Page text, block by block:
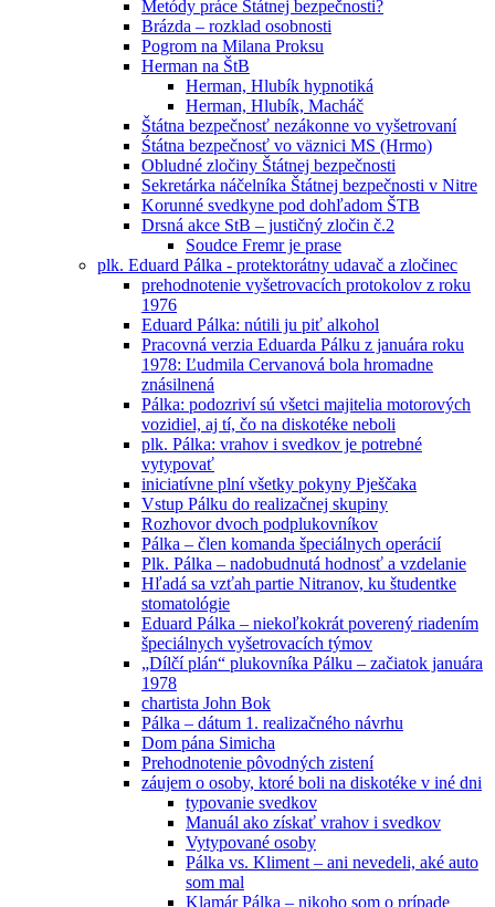
Metódy práce Štátnej bezpečnosti?
Brázda – rozklad osobnosti
Pogrom na Milana Proksu
Herman na ŠtB
Herman, Hlubík hypnotiká
Herman, Hlubík, Macháč
Štátna bezpečnosť nezákonne vo vyšetrovaní
Śtátna bezpečnosť vo väznici MS (Hrmo)
Obludné zločiny Štátnej bezpečnosti
Sekretárka náčelníka Štátnej bezpečnosti v Nitre
Korunné svedkyne pod dohľadom ŠTB
Drsná akce StB – justičný zločin č.2
Soudce Fremr je prase
plk. Eduard Pálka - protektorátny udavač a zločinec
prehodnotenie vyšetrovacích protokolov z roku
1976
Eduard Pálka: nútili ju piť alkohol
Pracovná verzia Eduarda Pálku z januára roku
1978: Ľudmila Cervanová bola hromadne
znásilnená
Pálka: podozriví sú všetci majitelia motorových
vozidiel, aj tí, čo na diskotéke neboli
plk. Pálka: vrahov i svedkov je potrebné
vytypovať
iniciatívne plní všetky pokyny Pješčaka
Vstup Pálku do realizačnej skupiny
Rozhovor dvoch podplukovníkov
Pálka – člen komanda špeciálnych operácií
Plk. Pálka – nadobudnutá hodnosť a vzdelanie
Hľadá sa vzťah partie Nitranov, ku študentke
stomatológie
Eduard Pálka – niekoľkokrát poverený riadením
špeciálnych vyšetrovacích týmov
„Dílčí plán“ plukovníka Pálku – začiatok januára
1978
chartista John Bok
Pálka – dátum 1. realizačného návrhu
Dom pána Simicha
Prehodnotenie pôvodných zistení
záujem o osoby, ktoré boli na diskotéke v iné dni
typovanie svedkov
Manuál ako získať vrahov i svedkov
Vytypované osoby
Pálka vs. Kliment – ani nevedeli, aké auto
som mal
Klamár Pálka – nikoho som o prípade